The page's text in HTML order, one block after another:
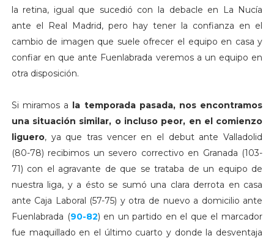
la retina, igual que sucedió con la debacle en La Nucía
ante el Real Madrid, pero hay tener la confianza en el
cambio de imagen que suele ofrecer el equipo en casa y
confiar en que ante Fuenlabrada veremos a un equipo en
otra disposición.
Si miramos a la temporada pasada, nos encontramos
una situación similar, o incluso peor, en el comienzo
liguero, ya que tras vencer en el debut ante Valladolid
(80-78) recibimos un severo correctivo en Granada (103-
71) con el agravante de que se trataba de un equipo de
nuestra liga, y a ésto se sumó una clara derrota en casa
ante Caja Laboral (57-75) y otra de nuevo a domicilio ante
Fuenlabrada (90-82) en un partido en el que el marcador
fue maquillado en el último cuarto y donde la desventaja